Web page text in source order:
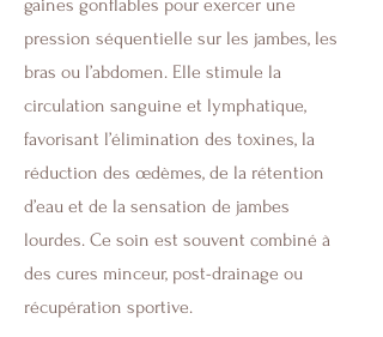
gaines gonflables pour exercer une
pression séquentielle sur les jambes, les
bras ou l’abdomen. Elle stimule la
circulation sanguine et lymphatique,
favorisant l’élimination des toxines, la
réduction des œdèmes, de la rétention
d’eau et de la sensation de jambes
lourdes. Ce soin est souvent combiné à
des cures minceur, post-drainage ou
récupération sportive.